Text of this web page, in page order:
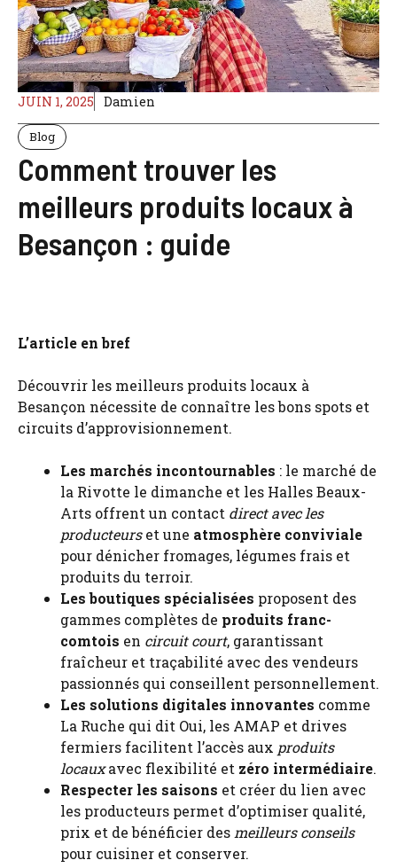
JUIN 1, 2025 Damien
Blog
Comment trouver les
meilleurs produits locaux à
Besançon : guide
L’article en bref
Découvrir les meilleurs produits locaux à
Besançon nécessite de connaître les bons spots et
circuits d’approvisionnement.
Les marchés incontournables : le marché de
la Rivotte le dimanche et les Halles Beaux-
Arts offrent un contact direct avec les
producteurset une atmosphère conviviale
pour dénicher fromages, légumes frais et
produits du terroir.
Les boutiques spécialisées proposent des
gammes complètes de produits franc-
comtois en circuit court, garantissant
fraîcheur et traçabilité avec des vendeurs
passionnés qui conseillent personnellement.
Les solutions digitales innovantes comme
La Ruche qui dit Oui, les AMAP et drives
fermiers facilitent l’accès aux produits
locauxavec flexibilité et zéro intermédiaire.
Respecter les saisons et créer du lien avec
les producteurs permet d’optimiser qualité,
prix et de bénéficier desmeilleurs conseils
pour cuisiner et conserver.